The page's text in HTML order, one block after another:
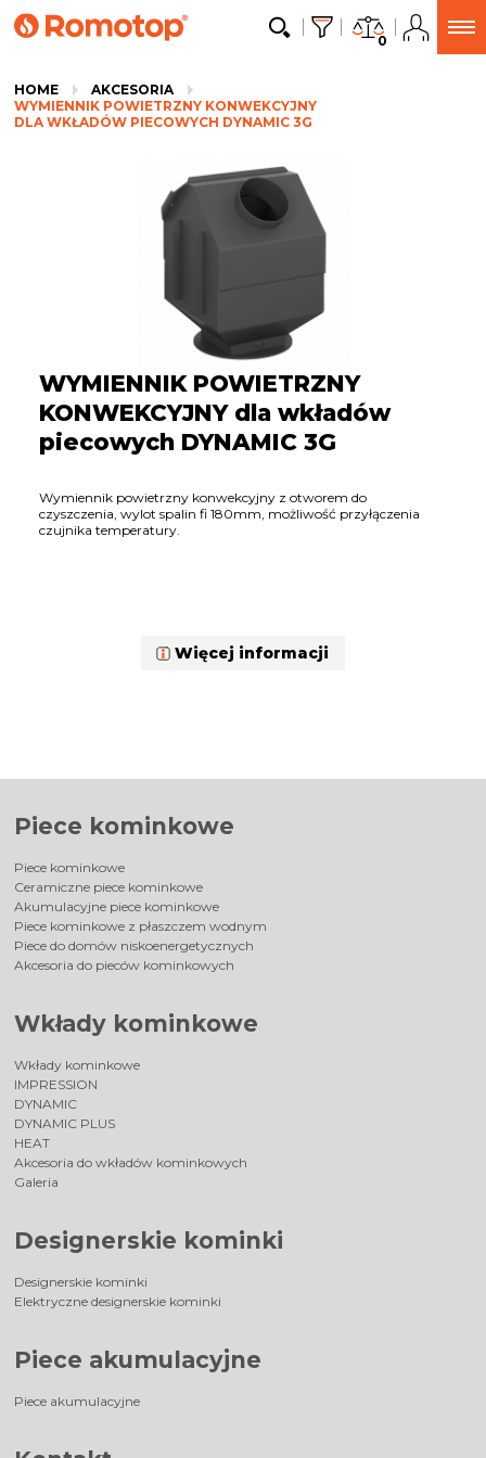
0
HOME
AKCESORIA
WYMIENNIK POWIETRZNY KONWEKCYJNY
DLA WKŁADÓW PIECOWYCH DYNAMIC 3G
WYMIENNIK POWIETRZNY
KONWEKCYJNY dla wkładów
piecowych DYNAMIC 3G
Wymiennik powietrzny konwekcyjny z otworem do
czyszczenia, wylot spalin fi 180mm, możliwość przyłączenia
czujnika temperatury.
Więcej informacji
Piece kominkowe
Piece kominkowe
Ceramiczne piece kominkowe
Akumulacyjne piece kominkowe
Piece kominkowe z płaszczem wodnym
Piece do domów niskoenergetycznych
Akcesoria do pieców kominkowych
Wkłady kominkowe
Wkłady kominkowe
IMPRESSION
DYNAMIC
DYNAMIC PLUS
HEAT
Akcesoria do wkładów kominkowych
Galeria
Designerskie kominki
Designerskie kominki
Elektryczne designerskie kominki
Piece akumulacyjne
Piece akumulacyjne